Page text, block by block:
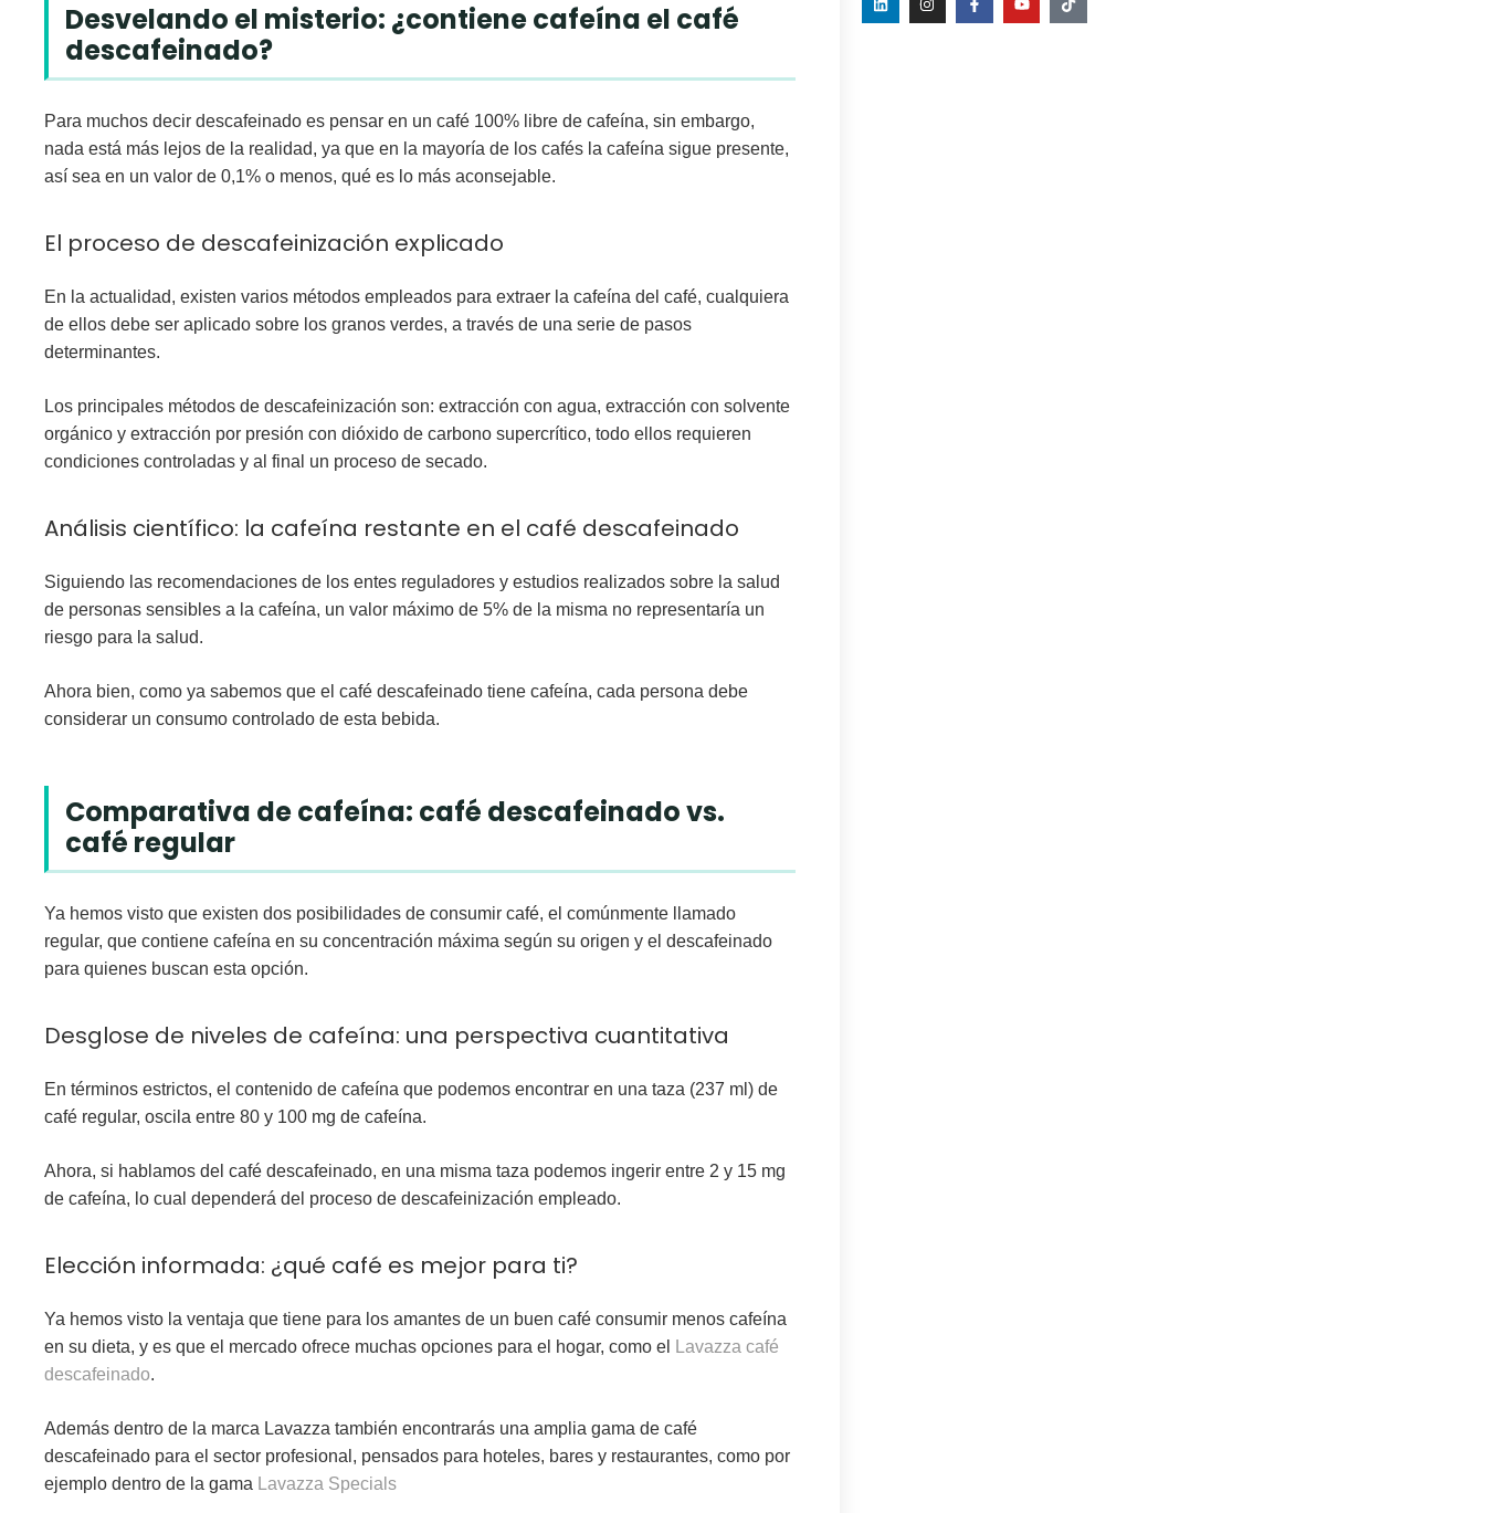
Desvelando el misterio: ¿contiene cafeína el café
descafeinado?
Para muchos decir descafeinado es pensar en un café 100% libre de cafeína, sin embargo,
nada está más lejos de la realidad, ya que en la mayoría de los cafés la cafeína sigue presente,
así sea en un valor de 0,1% o menos, qué es lo más aconsejable.
El proceso de descafeinización explicado
En la actualidad, existen varios métodos empleados para extraer la cafeína del café, cualquiera
de ellos debe ser aplicado sobre los granos verdes, a través de una serie de pasos
determinantes.
Los principales métodos de descafeinización son: extracción con agua, extracción con solvente
orgánico y extracción por presión con dióxido de carbono supercrítico, todo ellos requieren
condiciones controladas y al final un proceso de secado.
Análisis científico: la cafeína restante en el café descafeinado
Siguiendo las recomendaciones de los entes reguladores y estudios realizados sobre la salud
de personas sensibles a la cafeína, un valor máximo de 5% de la misma no representaría un
riesgo para la salud.
Ahora bien, como ya sabemos que el café descafeinado tiene cafeína, cada persona debe
considerar un consumo controlado de esta bebida.
Comparativa de cafeína: café descafeinado vs.
café regular
Ya hemos visto que existen dos posibilidades de consumir café, el comúnmente llamado
regular, que contiene cafeína en su concentración máxima según su origen y el descafeinado
para quienes buscan esta opción.
Desglose de niveles de cafeína: una perspectiva cuantitativa
En términos estrictos, el contenido de cafeína que podemos encontrar en una taza (237 ml) de
café regular, oscila entre 80 y 100 mg de cafeína.
Ahora, si hablamos del café descafeinado, en una misma taza podemos ingerir entre 2 y 15 mg
de cafeína, lo cual dependerá del proceso de descafeinización empleado.
Elección informada: ¿qué café es mejor para ti?
Ya hemos visto la ventaja que tiene para los amantes de un buen café consumir menos cafeína
en su dieta, y es que el mercado ofrece muchas opciones para el hogar, como el
Lavazza café
descafeinado.
Además dentro de la marca Lavazza también encontrarás una amplia gama de café
descafeinado para el sector profesional, pensados para hoteles, bares y restaurantes, como por
ejemplo dentro de la gama
Lavazza Specials